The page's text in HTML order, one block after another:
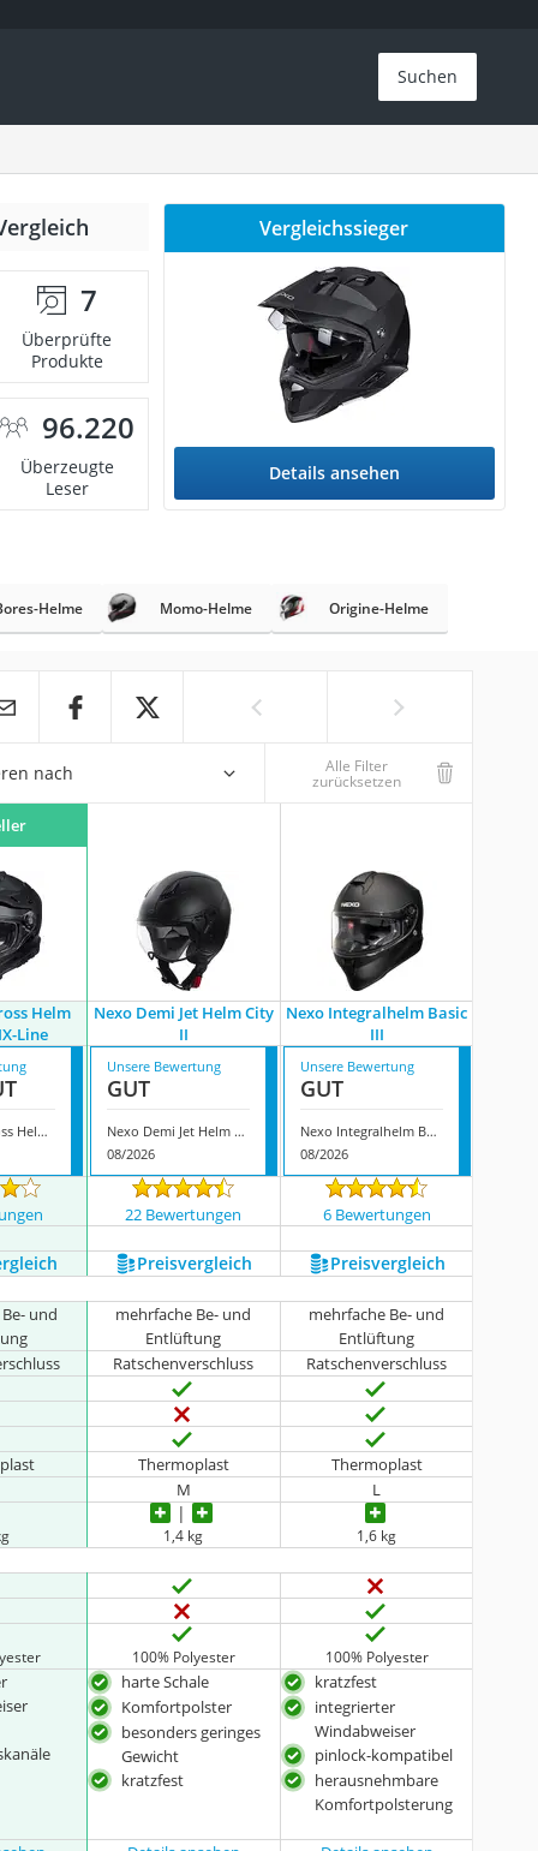
Suchen
7
Überprüfte
Produkte
96.220
Überzeugte
Leser
Vergleichssieger
Details ansehen
Helme Momo-Helme Origine-Helme
nach Alle Filter
zurücksetzen
Helm
Line
Nexo Demi Jet Helm City
II
Nexo Integralhelm Basic
III
Nexo Motocross Helm Enduro MX-Line
Unsere Bewertung
GUT
Nexo Demi Jet Helm City II
08/2026
Unsere Bewertung
GUT
Nexo Integralhelm Basic III
08/2026
22 Bewertungen
6 Bewertungen
Preis­vergleich Preis­vergleich
und
mehrfache Be- und
Entlüftung
mehrfache Be- und
Entlüftung
Ratschenverschluss
Ratschenverschluss
Thermoplast
Thermoplast
M
L
1,4 kg 1,6 kg
100% Polyester 100% Polyester
harte Schale
Komfortpolster
besonders geringes
Gewicht
kratzfest
kratzfest
integrierter
Windabweiser
pinlock-kompatibel
herausnehmbare
Komfortpolsterung